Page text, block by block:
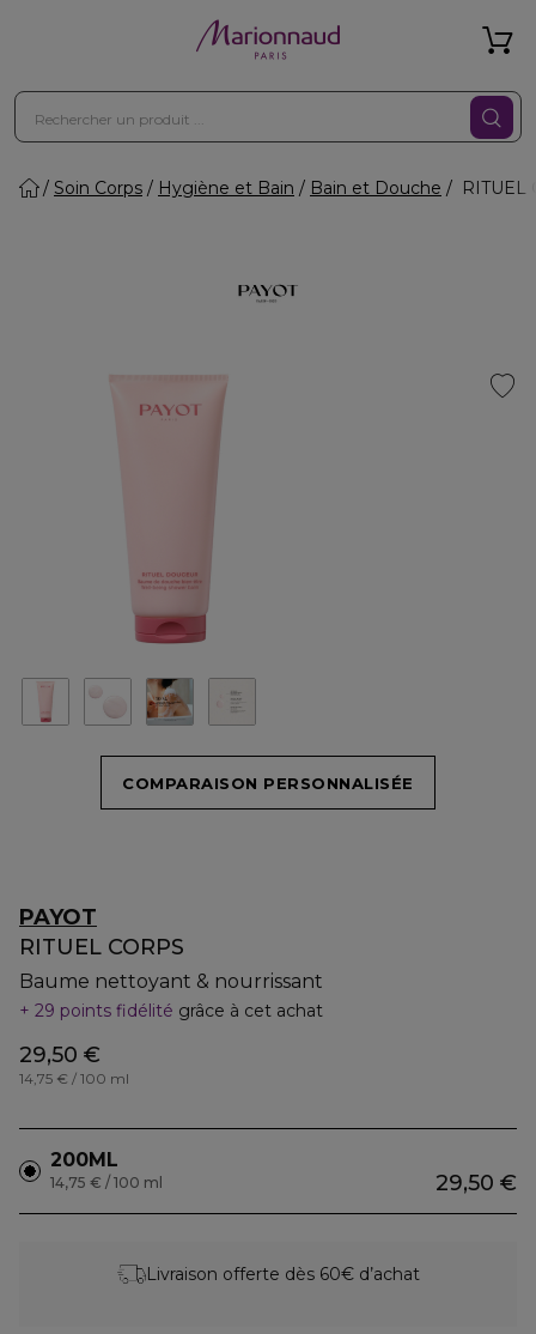
Soin Corps Hygiène et Bain Bain et Douche RITUEL
COMPARAISON PERSONNALISÉE
PAYOT
RITUEL CORPS
Baume nettoyant & nourrissant
29 points fidélité grâce à cet achat
29,50 €
14,75 € / 100 ml
200ML
29,50 €
14,75 € / 100 ml
Livraison offerte dès 60€ d’achat